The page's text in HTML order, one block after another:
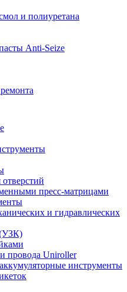
и полиуретана
Anti-Seize
пресс-матрицами
и гидравлических
(УЗК)
и провода Uniroller
инструменты